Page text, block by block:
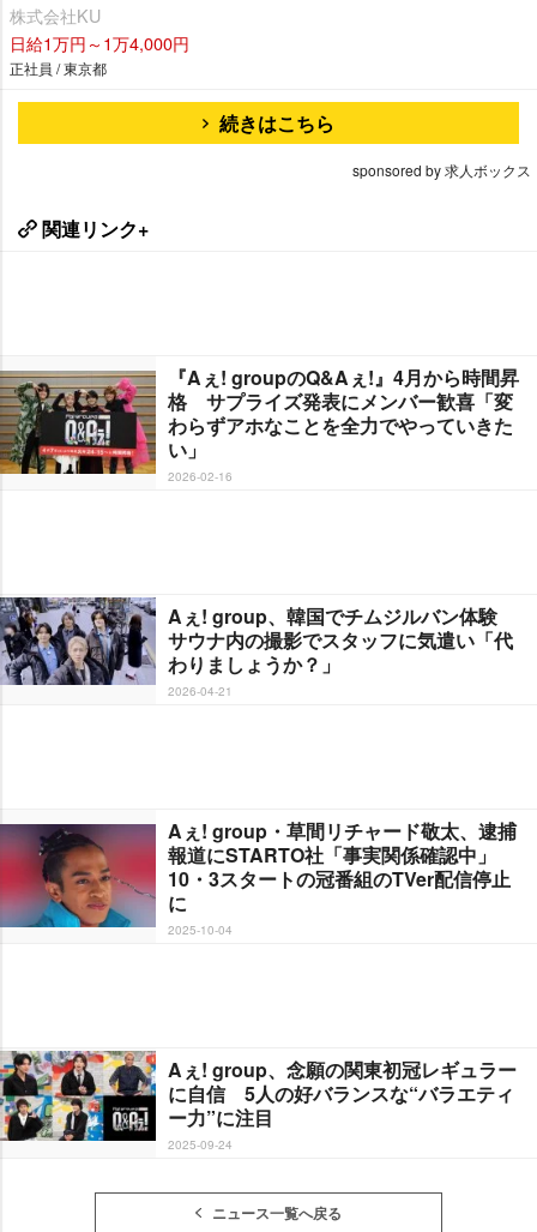
株式会社KU
日給1万円～1万4,000円
正社員 / 東京都
続きはこちら
sponsored by 求人ボックス
関連リンク+
『Aぇ! groupのQ&Aぇ!』4月から時間昇
格 サプライズ発表にメンバー歓喜「変
わらずアホなことを全力でやっていきた
い」
2026-02-16
Aぇ! group、韓国でチムジルバン体験
サウナ内の撮影でスタッフに気遣い「代
わりましょうか？」
2026-04-21
Aぇ! group・草間リチャード敬太、逮捕
報道にSTARTO社「事実関係確認中」
10・3スタートの冠番組のTVer配信停止
に
2025-10-04
Aぇ! group、念願の関東初冠レギュラー
に自信 5人の好バランスな“バラエティ
ー力”に注目
2025-09-24
ニュース一覧へ戻る